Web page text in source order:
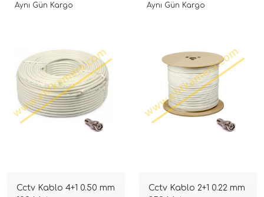
Cctv Kablo 4+1 0.50 mm
Aynı Gün Kargo
Cctv Kablo 2+1 0.22 mm
Aynı Gün Kargo